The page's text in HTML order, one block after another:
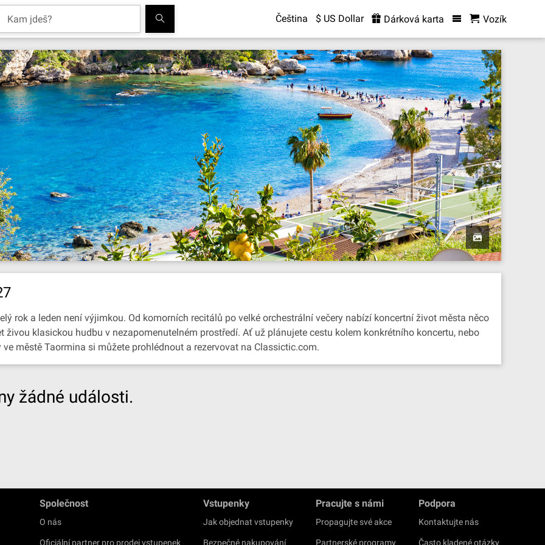
Čeština $ US Dollar Dárková karta Vozík
rok a leden není výjimkou. Od komorních recitálů po velké orchestrální večery nabízí koncertní život města něco
živou klasickou hudbu v nezapomenutelném prostředí. Ať už plánujete cestu kolem konkrétního koncertu, nebo
městě Taormina si můžete prohlédnout a rezervovat na Classictic.com.
žádné události.
Společnost
O nás
Oficiální partner pro prodej vstupenek
Vstupenky
Jak objednat vstupenky
Bezpečné nakupování
Pracujte s námi
Propagujte své akce
Partnerské programy
Podpora
Kontaktujte nás
Často kladené otázky